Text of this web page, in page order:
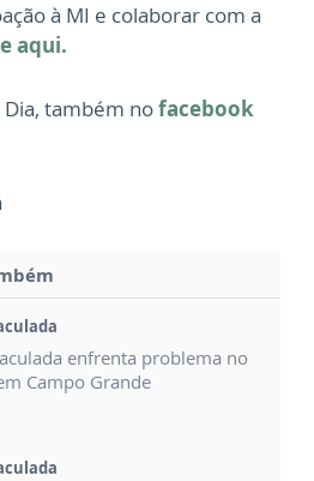
à MI e colaborar com a
aqui.
também nofacebook
enfrenta problema no
Campo Grande